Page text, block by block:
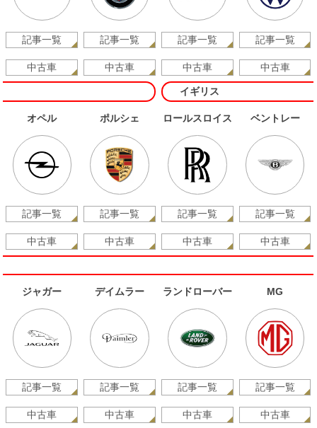
記事一覧
中古車
記事一覧
中古車
記事一覧
中古車
記事一覧
中古車
オペル
記事一覧
中古車
ポルシェ
記事一覧
中古車
イギリス
ロールスロイス
記事一覧
中古車
ベントレー
記事一覧
中古車
ジャガー
記事一覧
中古車
デイムラー
記事一覧
中古車
ランドローバー
記事一覧
中古車
MG
記事一覧
中古車